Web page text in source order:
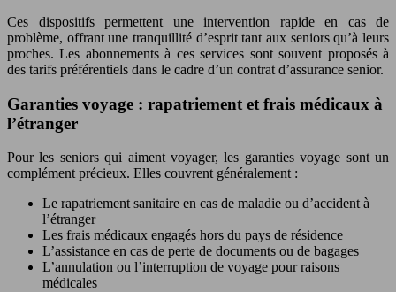
Ces dispositifs permettent une intervention rapide en cas de
problème, offrant une tranquillité d’esprit tant aux seniors qu’à leurs
proches. Les abonnements à ces services sont souvent proposés à
des tarifs préférentiels dans le cadre d’un contrat d’assurance senior.
Garanties voyage : rapatriement et frais médicaux à
l’étranger
Pour les seniors qui aiment voyager, les garanties voyage sont un
complément précieux. Elles couvrent généralement :
Le rapatriement sanitaire en cas de maladie ou d’accident à
l’étranger
Les frais médicaux engagés hors du pays de résidence
L’assistance en cas de perte de documents ou de bagages
L’annulation ou l’interruption de voyage pour raisons
médicales